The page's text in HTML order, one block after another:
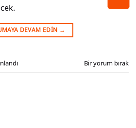
DEVAM EDIN →
Bir yorum bırak